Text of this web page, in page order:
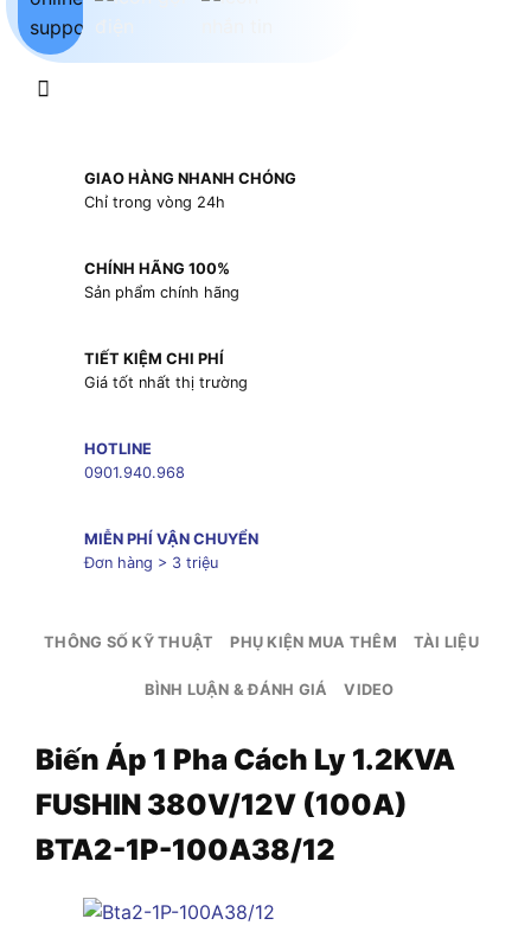
GIAO HÀNG NHANH CHÓNG
Chỉ trong vòng 24h
CHÍNH HÃNG 100%
Sản phẩm chính hãng
TIẾT KIỆM CHI PHÍ
Giá tốt nhất thị trường
HOTLINE
0901.940.968
MIỄN PHÍ VẬN CHUYỂN
Đơn hàng > 3 triệu
THÔNG SỐ KỸ THUẬT PHỤ KIỆN MUA THÊM TÀI LIỆU
BÌNH LUẬN & ĐÁNH GIÁ VIDEO
Biến Áp 1 Pha Cách Ly 1.2KVA
FUSHIN 380V/12V (100A)
BTA2-1P-100A38/12